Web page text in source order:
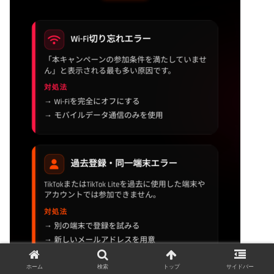
ホーム 検索 トップ サイドバー